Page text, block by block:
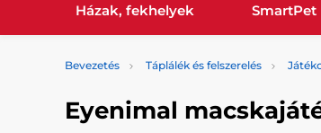
Házak, fekhelyek SmartPet
Bevezetés Táplálék és felszerelés
Eyenimal